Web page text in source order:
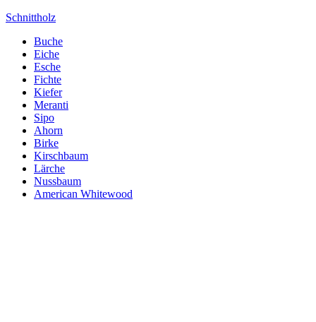
Schnittholz
Buche
Eiche
Esche
Fichte
Kiefer
Meranti
Sipo
Ahorn
Birke
Kirschbaum
Lärche
Nussbaum
American Whitewood